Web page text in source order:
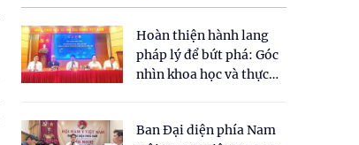
Hoàn thiện hành lang
pháp lý để bứt phá: Góc
nhìn khoa học và thực
cho Luật Y dược cổ
Ban Đại diện phía Nam